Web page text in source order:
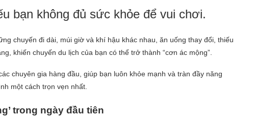
bạn không đủ sức khỏe để vui chơi.
chuyến đi dài, múi giờ và khí hậu khác nhau, ăn uống thay đổi, thiếu
khiến chuyến du lịch của bạn có thể trở thành “cơn ác mộng”.
chuyên gia hàng đầu, giúp bạn luôn khỏe mạnh và tràn đầy năng
một cách trọn vẹn nhất.
trong ngày đầu tiên